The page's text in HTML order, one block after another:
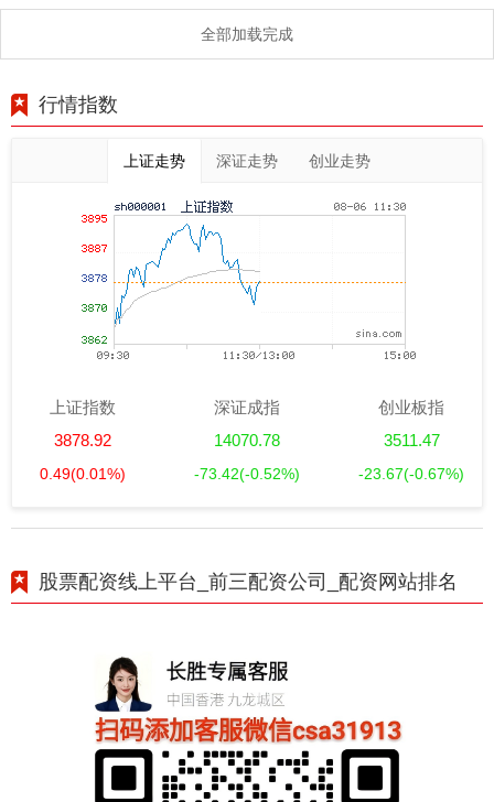
全部加载完成
行情指数
上证走势 深证走势 创业走势
上证指数
3878.92
0.49(0.01%)
深证成指
14070.78
-73.42(-0.52%)
创业板指
3511.47
-23.67(-0.67%)
股票配资线上平台_前三配资公司_配资网站排名